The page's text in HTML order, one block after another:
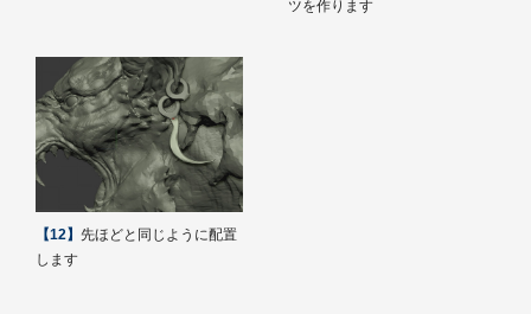
ツを作ります
【12】 先ほどと同じように配置
します